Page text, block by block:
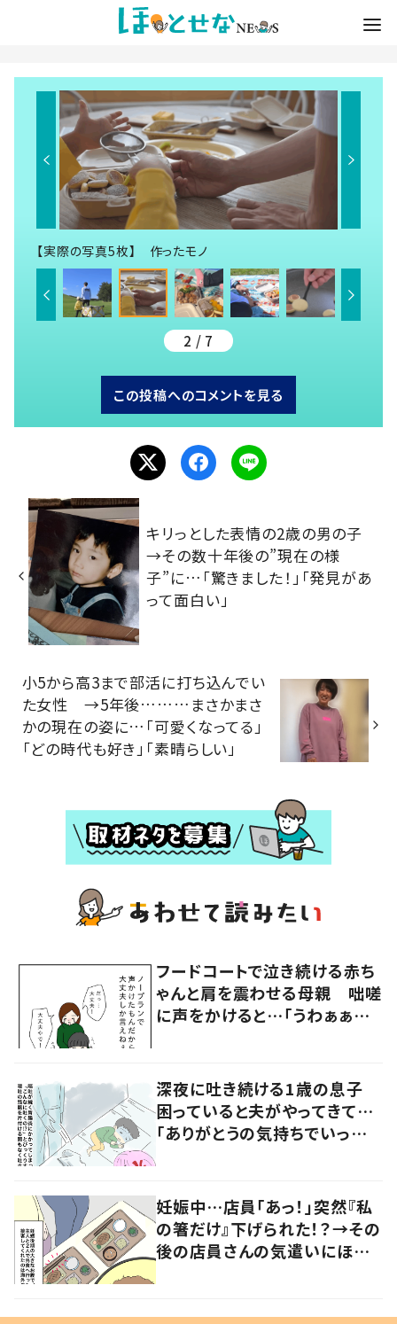
【実際の写真5枚】 作ったモノ
2 / 7
この投稿へのコメントを見る
キリっとした表情の2歳の男の子
→その数十年後の”現在の様
子”に…「驚きました！」「発見があ
って面白い」
小5から高3まで部活に打ち込んでい
た女性 →5年後………まさかまさ
かの現在の姿に…「可愛くなってる」
「どの時代も好き」「素晴らしい」
フードコートで泣き続ける赤ち
ゃんと肩を震わせる母親 咄嗟
に声をかけると…「うわぁぁぁ」
深夜に吐き続ける1歳の息子
困っていると夫がやってきて…
「ありがとうの気持ちでいっぱ
妊娠中…店員「あっ！」突然『私
の箸だけ』下げられた！？→その
後の店員さんの気遣いにほっこ